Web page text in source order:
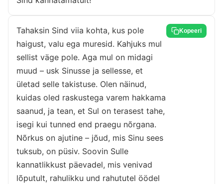
Tahaksin Sind viia kohta, kus pole
haigust, valu ega muresid. Kahjuks mul
sellist väge pole. Aga mul on midagi
muud – usk Sinusse ja sellesse, et
ületad selle takistuse. Olen näinud,
kuidas oled raskustega varem hakkama
saanud, ja tean, et Sul on terasest tahe,
isegi kui tunned end praegu nõrgana.
Nõrkus on ajutine – jõud, mis Sinu sees
tuksub, on püsiv. Soovin Sulle
kannatlikkust päevadel, mis venivad
lõputult, rahulikku und rahututel öödel
Kopeeri